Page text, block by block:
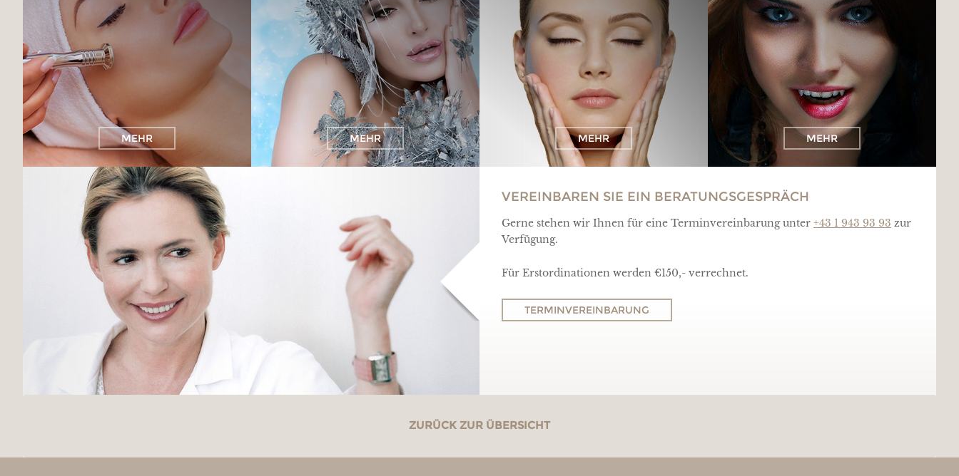
MEHR MEHR MEHR MEHR
VEREINBAREN SIE EIN BERATUNGSGESPRÄCH
Gerne stehen wir Ihnen für eine Terminvereinbarung unter +43 1 943 93 93 zur
Verfügung.
Für Erstordinationen werden €150,- verrechnet.
TERMINVEREINBARUNG
ZURÜCK ZUR ÜBERSICHT